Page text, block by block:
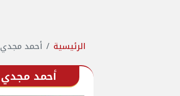
الرئيسية أحمد مجدي
أحمد مجدي